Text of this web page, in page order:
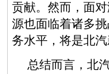
贡献。然而，面
源也面临着诸多
务水平，将是北
总结而言，北